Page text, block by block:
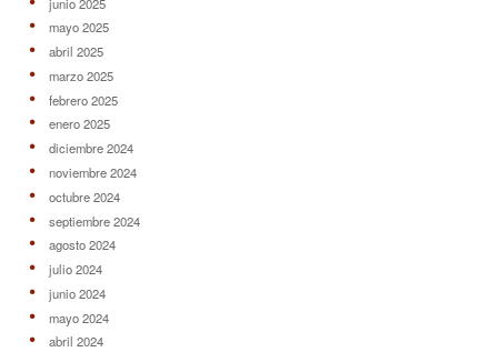
mayo 2025
abril 2025
marzo 2025
febrero 2025
enero 2025
diciembre 2024
noviembre 2024
octubre 2024
septiembre 2024
agosto 2024
julio 2024
junio 2024
mayo 2024
abril 2024